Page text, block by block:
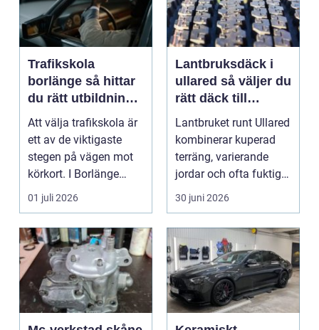
Trafikskola
borlänge så hittar
du rätt utbildning
till körkortet
Att välja trafikskola är
ett av de viktigaste
stegen på vägen mot
körkort. I Borlänge
finns flera al...
01 juli 2026
Lantbruksdäck i
ullared så väljer du
rätt däck till
gårdens maskiner
Lantbruket runt Ullared
kombinerar kuperad
terräng, varierande
jordar och ofta fuktigt
väder. Valet ...
30 juni 2026